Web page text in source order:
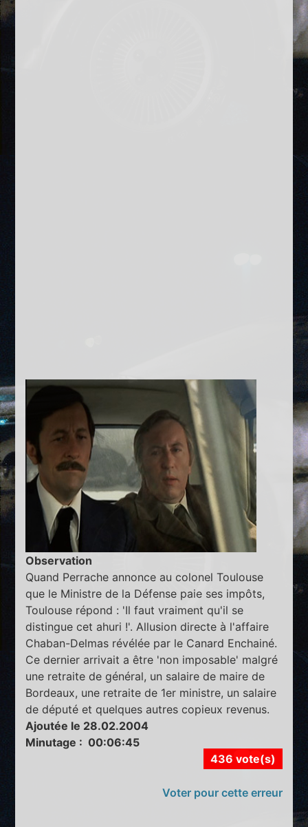
Observation
Quand Perrache annonce au colonel Toulouse
que le Ministre de la Défense paie ses impôts,
Toulouse répond : 'Il faut vraiment qu'il se
distingue cet ahuri !'. Allusion directe à l'affaire
Chaban-Delmas révélée par le Canard Enchainé.
Ce dernier arrivait a être 'non imposable' malgré
une retraite de général, un salaire de maire de
Bordeaux, une retraite de 1er ministre, un salaire
de député et quelques autres copieux revenus.
Ajoutée le 28.02.2004
Minutage : 00:06:45
436 vote(s)
Voter pour cette erreur